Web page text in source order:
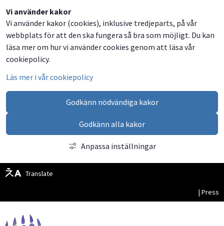
Vi använder kakor
Vi använder kakor (cookies), inklusive tredjeparts, på vår
webbplats för att den ska fungera så bra som möjligt. Du kan
läsa mer om hur vi använder cookies genom att läsa vår
cookiepolicy.
Läs mer i vår cookiepolicy
Godkänn nödvändiga kakor
Godkänn alla kakor
Anpassa inställningar
Translate
| Press
Dela
på
Facebook
Dela
på
Twitter
Dela
på
LinkedIn
Dela
via
email
Besök
oss
på
Facebook